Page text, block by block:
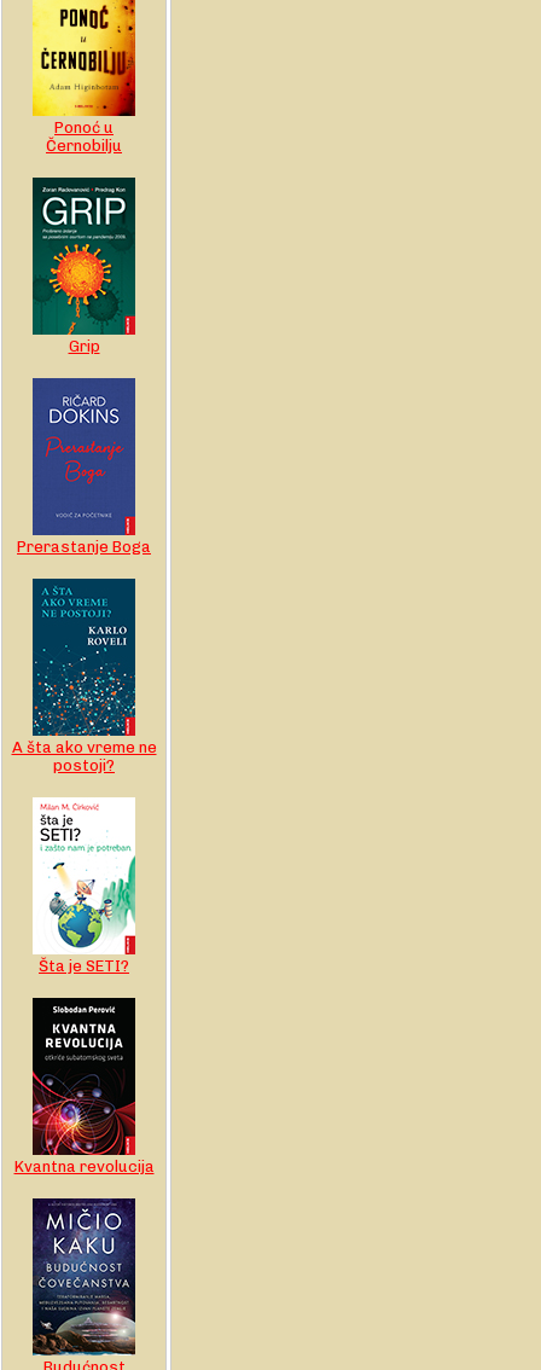
Ponoć u
Černobilju
Grip
Prerastanje Boga
A šta ako vreme ne
postoji?
Šta je SETI?
Kvantna revolucija